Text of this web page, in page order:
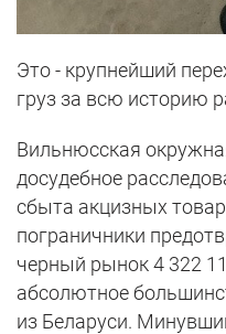
Это - крупнейший
груз за всю историю
Вильнюсская
досудебное
сбыта акцизных
пограничники
черный рынок 4 322
абсолютное
из Беларуси.